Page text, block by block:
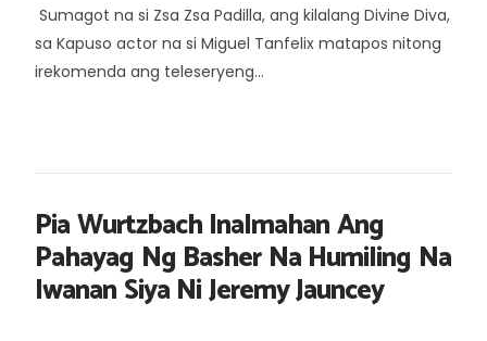
Sumagot na si Zsa Zsa Padilla, ang kilalang Divine Diva,
sa Kapuso actor na si Miguel Tanfelix matapos nitong
irekomenda ang teleseryeng...
Pia Wurtzbach Inalmahan Ang
Pahayag Ng Basher Na Humiling Na
Iwanan Siya Ni Jeremy Jauncey